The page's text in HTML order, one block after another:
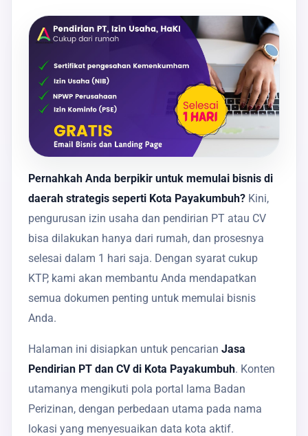
Pernahkah Anda berpikir untuk memulai bisnis di
daerah strategis seperti Kota Payakumbuh? Kini,
pengurusan izin usaha dan pendirian PT atau CV
bisa dilakukan hanya dari rumah, dan prosesnya
selesai dalam 1 hari saja. Dengan syarat cukup
KTP, kami akan membantu Anda mendapatkan
semua dokumen penting untuk memulai bisnis
Anda.
Halaman ini disiapkan untuk pencarian Jasa
Pendirian PT dan CV di Kota Payakumbuh. Konten
utamanya mengikuti pola portal lama Badan
Perizinan, dengan perbedaan utama pada nama
lokasi yang menyesuaikan data kota aktif.